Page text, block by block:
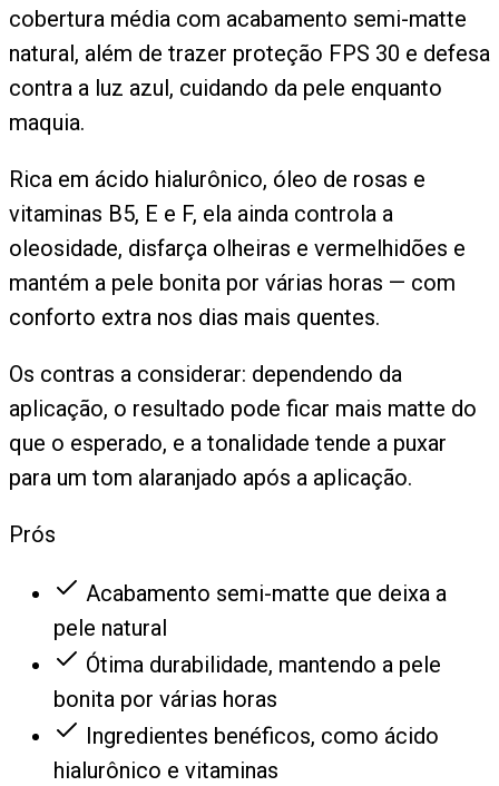
cobertura média com acabamento semi-matte
natural, além de trazer proteção FPS 30 e defesa
contra a luz azul, cuidando da pele enquanto
maquia.
Rica em ácido hialurônico, óleo de rosas e
vitaminas B5, E e F, ela ainda controla a
oleosidade, disfarça olheiras e vermelhidões e
mantém a pele bonita por várias horas — com
conforto extra nos dias mais quentes.
Os contras a considerar: dependendo da
aplicação, o resultado pode ficar mais matte do
que o esperado, e a tonalidade tende a puxar
para um tom alaranjado após a aplicação.
Prós
Acabamento semi-matte que deixa a
pele natural
Ótima durabilidade, mantendo a pele
bonita por várias horas
Ingredientes benéficos, como ácido
hialurônico e vitaminas